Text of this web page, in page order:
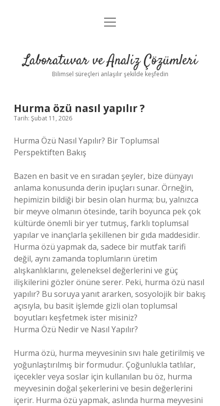
Anasayfa
Yasal Uyarı
menüyü
Laboratuvar ve Analiz Çözümleri
Bilimsel süreçleri anlaşılır şekilde keşfedin
Hurma özü nasıl yapılır ?
Tarih: Şubat 11, 2026
Hurma Özü Nasıl Yapılır? Bir Toplumsal
Perspektiften Bakış
Bazen en basit ve en sıradan şeyler, bize dünyayı
anlama konusunda derin ipuçları sunar. Örneğin,
hepimizin bildiği bir besin olan hurma; bu, yalnızca
bir meyve olmanın ötesinde, tarih boyunca pek çok
kültürde önemli bir yer tutmuş, farklı toplumsal
yapılar ve inançlarla şekillenen bir gıda maddesidir.
Hurma özü yapmak da, sadece bir mutfak tarifi
değil, aynı zamanda toplumların üretim
alışkanlıklarını, geleneksel değerlerini ve güç
ilişkilerini gözler önüne serer. Peki, hurma özü nasıl
yapılır? Bu soruya yanıt ararken, sosyolojik bir bakış
açısıyla, bu basit işlemde gizli olan toplumsal
boyutları keşfetmek ister misiniz?
Hurma Özü Nedir ve Nasıl Yapılır?
Hurma özü, hurma meyvesinin sıvı hale getirilmiş ve
yoğunlaştırılmış bir formudur. Çoğunlukla tatlılar,
içecekler veya soslar için kullanılan bu öz, hurma
meyvesinin doğal şekerlerini ve besin değerlerini
içerir. Hurma özü yapmak, aslında hurma meyvesini